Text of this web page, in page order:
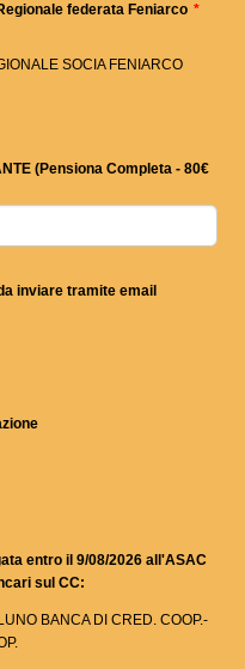
federata Feniarco *
SOCIA FENIARCO
(Pensiona Completa - 80€
inviare tramite email
entro il 9/08/2026 all'ASAC
sul CC:
BANCA DI CRED. COOP.-